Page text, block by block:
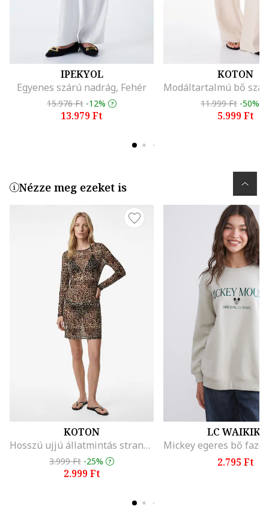
IPEKYOL
Egyenes szárú nadrág, Fehér
15.976 Ft -12%
13.979 Ft
KOTON
11.999 Ft -50%
5.999 Ft
Nézze meg ezeket is
KOTON
Hosszú ujjú állatmintás strandruha, Barna/Bézs
3.999 Ft -25%
2.999 Ft
LC WAIKIKI
2.795 Ft